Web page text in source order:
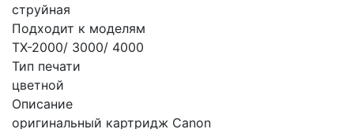
струйная
Подходит к моделям
TX-2000/ 3000/ 4000
Тип печати
цветной
Описание
оригинальный картридж Canon